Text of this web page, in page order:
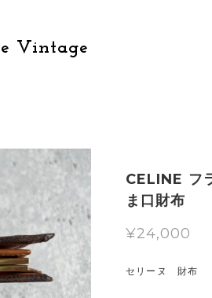
Vintage
CELINE フ
ま口財布
¥24,000
セリーヌ 財布